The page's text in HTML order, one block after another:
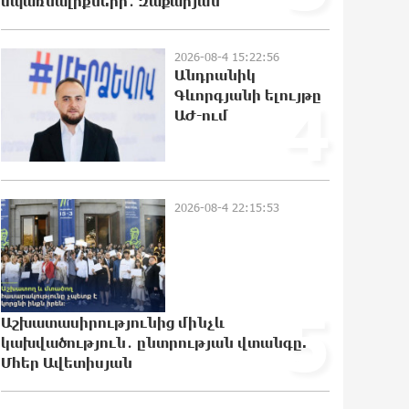
21:07:27 7-08-2026
Կաթողիկոսի նկատմամբ
իրականացվող
բռնադատավարությունը
միահեծան իշխանության հետևանք
Մեր երկրում իշխանության և
ընդդիմության անվերջանալի
պայքարում տուժում է միայն ու
միայն ՀՀ քաղաքացին. Աննա
Կոստանյան
21:00:08 7-08-2026
մոլորված զբոսաշրջիկներին
4
2026-08-4 15:22:56
Անդրանիկ
Գևորգյանի ելույթը
ԱԺ-ում
5
2026-08-4 22:15:53
Աշխատասիրությունից մինչև
կախվածություն․ ընտրության վտանգը.
Մհեր Ավետիսյան